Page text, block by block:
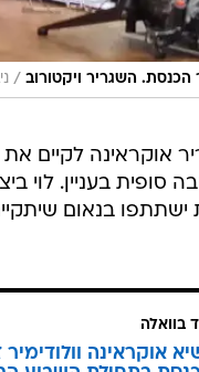
הכנסת. השגריר ויקטורוב /
אוקראינה
סופית בעניין. לוי
בנאום
בוואלה
אוקראינה